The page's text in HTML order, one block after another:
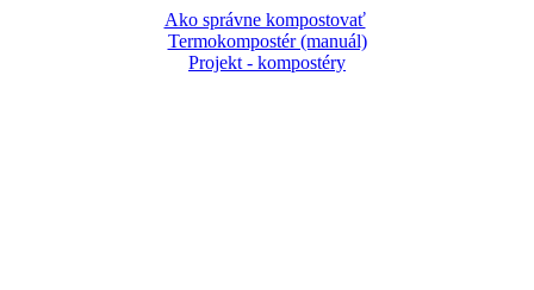
Ako správne kompostovať
Termokompostér (manuál)
Projekt - kompostéry